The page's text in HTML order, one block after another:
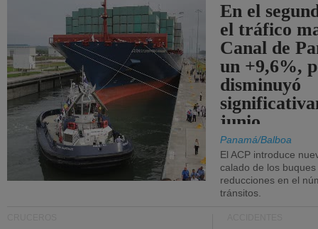
En el
el tráfico
Canal de
un +9,6%,
disminuyó
junio.
Panamá/Balboa
El ACP introduce
calado de los
reducciones en el
tránsitos.